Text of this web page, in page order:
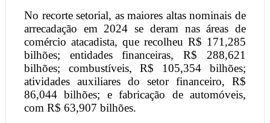
No recorte setorial, as maiores altas nominais de
arrecadação em 2024 se deram nas áreas de
comércio atacadista, que recolheu R$ 171,285
bilhões; entidades financeiras, R$ 288,621
bilhões; combustíveis, R$ 105,354 bilhões;
atividades auxiliares do setor financeiro, R$
86,044 bilhões; e fabricação de automóveis,
com R$ 63,907 bilhões.